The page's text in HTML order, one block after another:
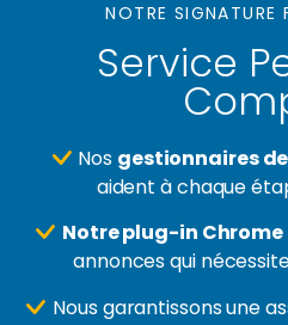
NOTRE SIGNATURE
Service
Nos gestionnaires
aident à chaque
Notre plug-in Chrome
annonces qui
Nous garantissons une